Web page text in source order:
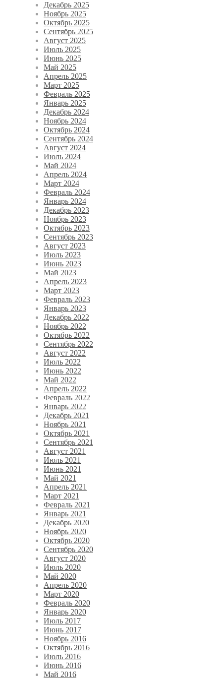
Декабрь 2025
Ноябрь 2025
Октябрь 2025
Сентябрь 2025
Август 2025
Июль 2025
Июнь 2025
Май 2025
Апрель 2025
Март 2025
Февраль 2025
Январь 2025
Декабрь 2024
Ноябрь 2024
Октябрь 2024
Сентябрь 2024
Август 2024
Июль 2024
Май 2024
Апрель 2024
Март 2024
Февраль 2024
Январь 2024
Декабрь 2023
Ноябрь 2023
Октябрь 2023
Сентябрь 2023
Август 2023
Июль 2023
Июнь 2023
Май 2023
Апрель 2023
Март 2023
Февраль 2023
Январь 2023
Декабрь 2022
Ноябрь 2022
Октябрь 2022
Сентябрь 2022
Август 2022
Июль 2022
Июнь 2022
Май 2022
Апрель 2022
Февраль 2022
Январь 2022
Декабрь 2021
Ноябрь 2021
Октябрь 2021
Сентябрь 2021
Август 2021
Июль 2021
Июнь 2021
Май 2021
Апрель 2021
Март 2021
Февраль 2021
Январь 2021
Декабрь 2020
Ноябрь 2020
Октябрь 2020
Сентябрь 2020
Август 2020
Июль 2020
Май 2020
Апрель 2020
Март 2020
Февраль 2020
Январь 2020
Июль 2017
Июнь 2017
Ноябрь 2016
Октябрь 2016
Июль 2016
Июнь 2016
Май 2016